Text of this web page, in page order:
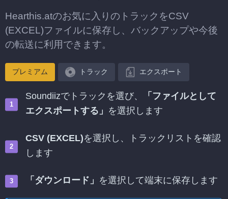
Hearthis.atのお気に入りのトラックをCSV
(EXCEL)ファイルに保存し、バックアップや今後
の転送に利用できます。
プレミアム トラック エクスポート
Soundiizでトラックを選び、
「ファイルとして
エクスポートする」 を選択します
CSV (EXCEL)を選択し、トラックリストを確認
します
「ダウンロード」 を選択して端末に保存します